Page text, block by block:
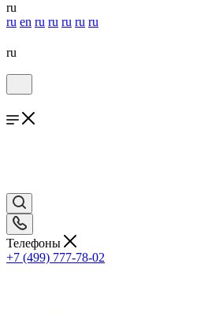
ru
ru en ru ru ru ru ru
ru
Телефоны
+7 (499) 777-78-02